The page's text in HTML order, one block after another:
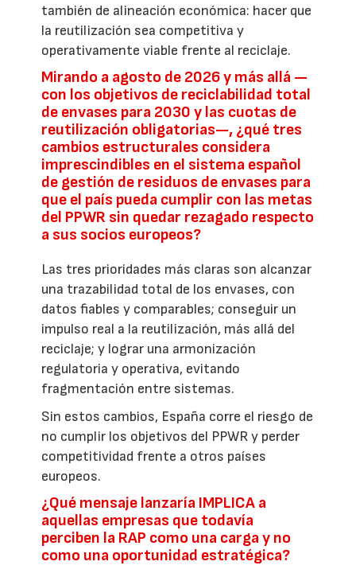
también de alineación económica: hacer que
la reutilización sea competitiva y
operativamente viable frente al reciclaje.
Mirando a agosto de 2026 y más allá —
con los objetivos de reciclabilidad total
de envases para 2030 y las cuotas de
reutilización obligatorias—, ¿qué tres
cambios estructurales considera
imprescindibles en el sistema español
de gestión de residuos de envases para
que el país pueda cumplir con las metas
del PPWR sin quedar rezagado respecto
a sus socios europeos?
Las tres prioridades más claras son alcanzar
una trazabilidad total de los envases, con
datos fiables y comparables; conseguir un
impulso real a la reutilización, más allá del
reciclaje; y lograr una armonización
regulatoria y operativa, evitando
fragmentación entre sistemas.
Sin estos cambios, España corre el riesgo de
no cumplir los objetivos del PPWR y perder
competitividad frente a otros países
europeos.
¿Qué mensaje lanzaría IMPLICA a
aquellas empresas que todavía
perciben la RAP como una carga y no
como una oportunidad estratégica?